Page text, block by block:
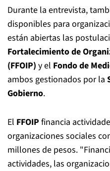
Durante la entrevista,
disponibles para
están abiertas las
Fortalecimiento de
(FFOIP) y el Fondo de
ambos gestionados por la
Gobierno.
El FFOIP financia
organizaciones sociales
millones de pesos.
actividades, las